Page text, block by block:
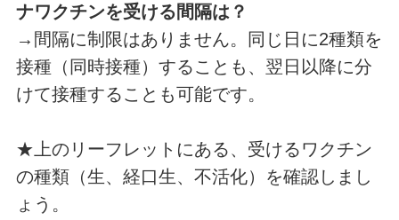
ナワクチンを受ける間隔は？
→間隔に制限はありません。同じ日に2種類を
接種（同時接種）することも、翌日以降に分
けて接種することも可能です。
★上のリーフレットにある、受けるワクチン
の種類（生、経口生、不活化）を確認しまし
ょう。